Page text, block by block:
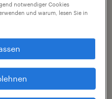
notwendiger Cookies
und warum, lesen Sie in